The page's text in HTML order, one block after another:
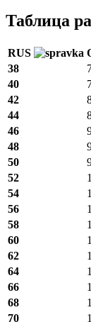
Таблица
RUS
38
40
42
44
46
48
50
52
54
56
58
60
62
64
66
68
70